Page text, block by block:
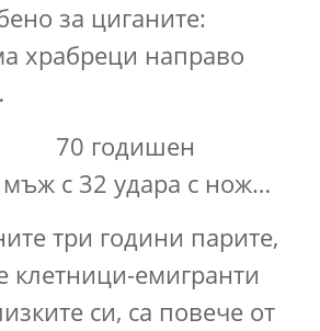
за циганите:
храбреци направо
с 32 удара с нож…
три години парите,
клетници-емигранти
си, са повече от